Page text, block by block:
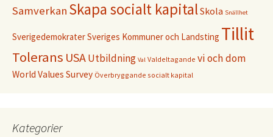
Samverkan Skapa socialt kapitalSkola Snällhet
SverigedemokraterSveriges Kommuner och Landsting Tillit
Tolerans USAUtbildning Val Valdeltagande vi och dom
World Values Survey Överbryggande socialt kapital
Kategorier